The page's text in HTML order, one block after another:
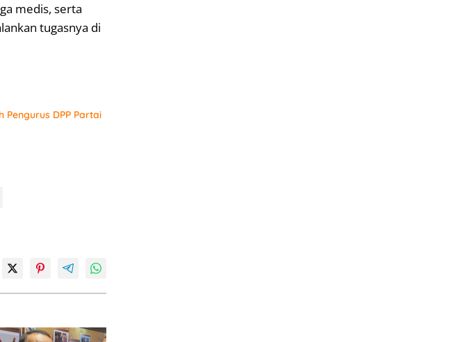
medis, serta
tugasnya di
DPP Partai